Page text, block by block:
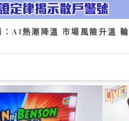
：AI熱潮降溫 市場風險升溫